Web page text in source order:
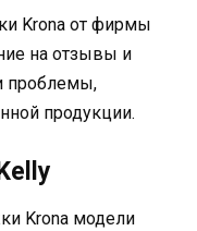
Krona от фирмы
на отзывы и
проблемы,
продукции.
Krona модели